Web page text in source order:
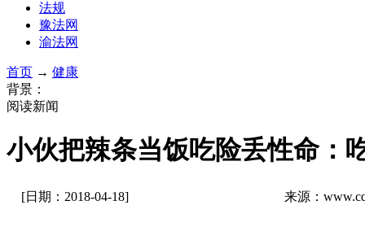
法规
豫法网
渝法网
首页 → 健康
背景：
阅读新闻
小伙把辣条当饭吃险丢性命：
[日期：2018-04-18] 来源：